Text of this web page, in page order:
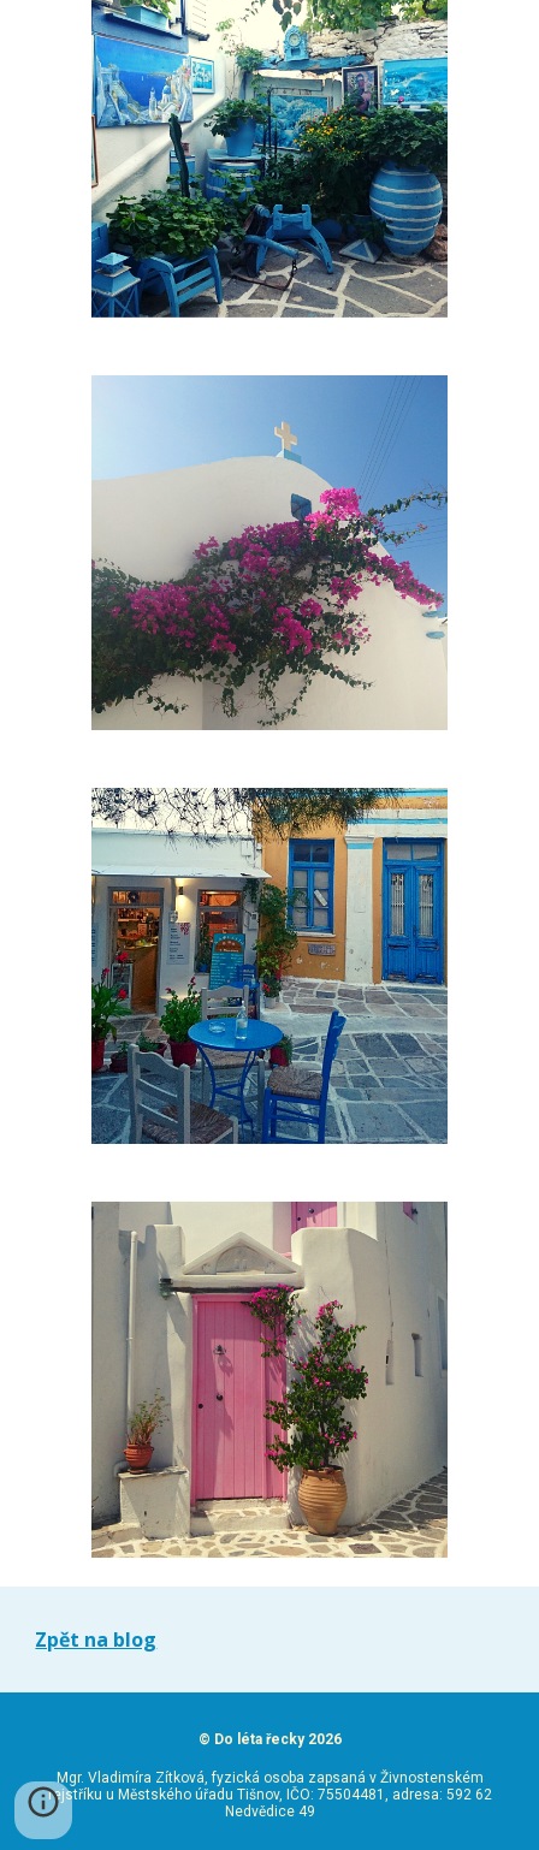
Zpět na blog
© Do léta řecky 2026
Mgr. Vladimíra Zítková, fyzická osoba zapsaná v Živnostenském
rejstříku u Městského úřadu Tišnov, IČO: 75504481, adresa: 592 62
Nedvědice 49